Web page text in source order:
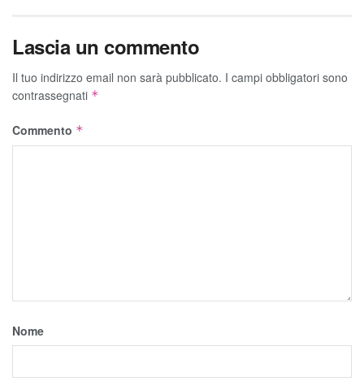
Lascia un commento
Il tuo indirizzo email non sarà pubblicato. I campi obbligatori sono
contrassegnati *
Commento *
Nome